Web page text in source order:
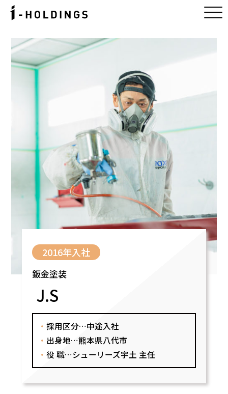
2016年入社
鈑金塗装
J.S
・ 採用区分…中途入社
・ 出身地…熊本県八代市
・ 役 職…シューリーズ宇土 主任